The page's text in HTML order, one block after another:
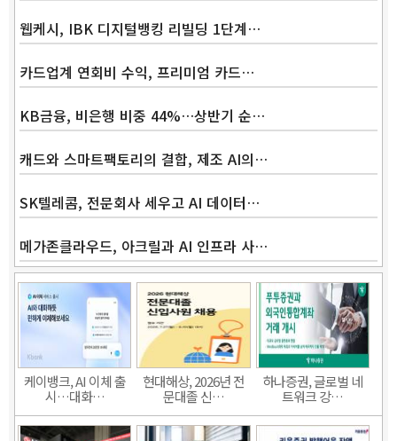
웹케시, IBK 디지털뱅킹 리빌딩 1단계…
카드업계 연회비 수익, 프리미엄 카드…
KB금융, 비은행 비중 44%…상반기 순…
캐드와 스마트팩토리의 결합, 제조 AI의…
SK텔레콤, 전문회사 세우고 AI 데이터…
메가존클라우드, 아크릴과 AI 인프라 사…
케이뱅크, AI 이체 출
시…대화…
현대해상, 2026년 전
문대졸 신…
하나증권, 글로벌 네
트워크 강…